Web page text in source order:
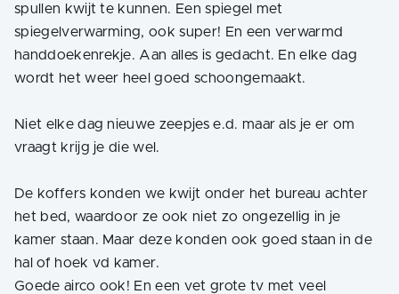
spullen kwijt te kunnen. Een spiegel met
spiegelverwarming, ook super! En een verwarmd
handdoekenrekje. Aan alles is gedacht. En elke dag
wordt het weer heel goed schoongemaakt.
Niet elke dag nieuwe zeepjes e.d. maar als je er om
vraagt krijg je die wel.
De koffers konden we kwijt onder het bureau achter
het bed, waardoor ze ook niet zo ongezellig in je
kamer staan. Maar deze konden ook goed staan in de
hal of hoek vd kamer.
Goede airco ook! En een vet grote tv met veel